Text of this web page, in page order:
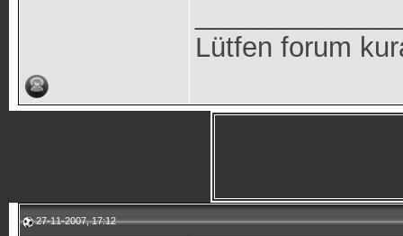
Lütfen forum
27-11-2007, 17:12